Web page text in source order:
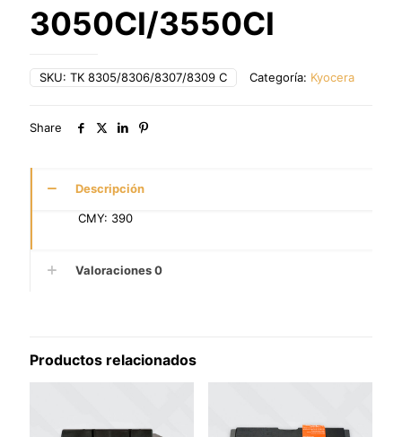
3050CI/3550CI
SKU: TK 8305/8306/8307/8309 C Categoría: Kyocera
Share
Descripción
CMY: 390
Valoraciones0
Productos relacionados